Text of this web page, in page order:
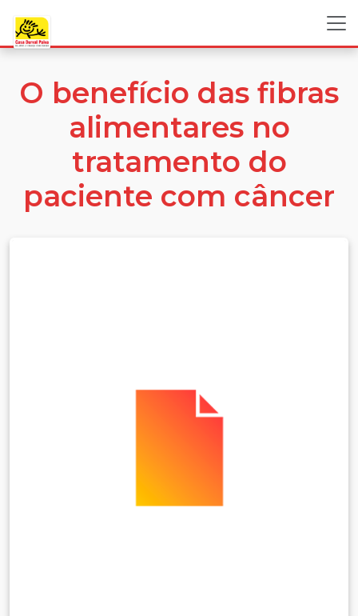
O benefício das fibras
alimentares no
tratamento do
paciente com câncer